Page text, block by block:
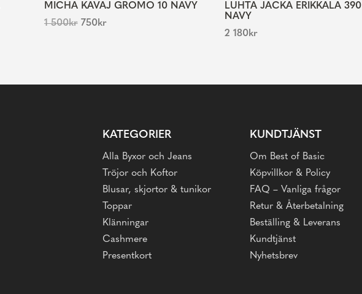
MICHA KAVAJ GROMO 10 NAVY
1 500kr 750kr
LUHTA JACKA ERIKKALA 390
NAVY
2 180kr
KATEGORIER
Alla Byxor och Jeans
Tröjor och Koftor
Blusar, skjortor & tunikor
Toppar
Klänningar
Cashmere
Presentkort
KUNDTJÄNST
Om Best of Basic
Köpvillkor & Policy
FAQ – Vanliga frågor
Retur & Återbetalning
Beställing & Leverans
Kundtjänst
Nyhetsbrev